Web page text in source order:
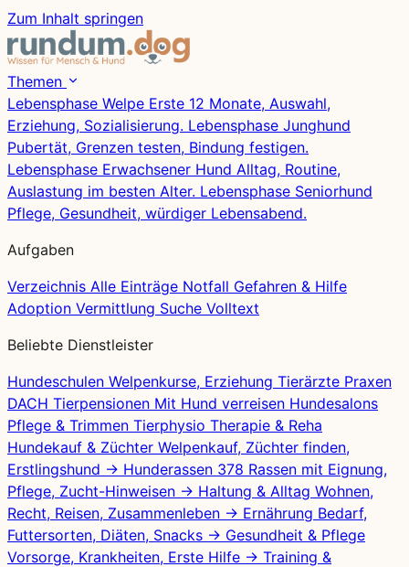
Zum Inhalt springen
Themen
Lebensphase Welpe Erste 12 Monate, Auswahl,
Erziehung, Sozialisierung. Lebensphase Junghund
Pubertät, Grenzen testen, Bindung festigen.
Lebensphase Erwachsener Hund Alltag, Routine,
Auslastung im besten Alter. Lebensphase Seniorhund
Pflege, Gesundheit, würdiger Lebensabend.
Aufgaben
Verzeichnis Alle Einträge Notfall Gefahren & Hilfe
Adoption Vermittlung Suche Volltext
Beliebte Dienstleister
Hundeschulen Welpenkurse, Erziehung Tierärzte Praxen
DACH Tierpensionen Mit Hund verreisen Hundesalons
Pflege & Trimmen Tierphysio Therapie & Reha
Hundekauf & Züchter Welpenkauf, Züchter finden,
Erstlingshund → Hunderassen 378 Rassen mit Eignung,
Pflege, Zucht-Hinweisen → Haltung & Alltag Wohnen,
Recht, Reisen, Zusammenleben → Ernährung Bedarf,
Futtersorten, Diäten, Snacks → Gesundheit & Pflege
Vorsorge, Krankheiten, Erste Hilfe → Training &